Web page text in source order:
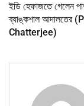
ইডি হেফাজতে গেলেন
ব্যাঙ্কশাল আদালতের
Chatterjee)